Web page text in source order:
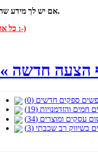
אם יש לך מידע שהיית רוצה לספר, לקהל איכותי מאוד וממוקד של אנשי עסקים ויזמים, זה בדיוק המקום בשבילך.
כל אחד יכול לפרסם הצעה עסקית - בינתיים ללא תשלום :-)
הצעה חדשה »
ספקים חדשים (0)
חמים והזדמנויות (19)
עסקים ומוצרים (34)
בשיווק רב שכבתי (3)